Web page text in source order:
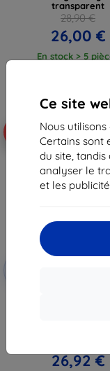
Ce site
Nous
Certains sont
du site,
analyser le
et les
transparent
28,90 €
26,00 €
En stock > 5
Réduction
Guess
26,92 €